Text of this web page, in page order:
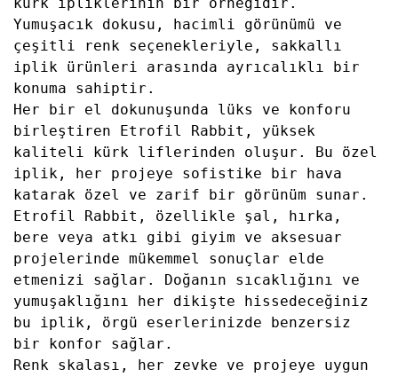
kürk ipliklerinin bir örneğidir.
Yumuşacık dokusu, hacimli görünümü ve
çeşitli renk seçenekleriyle, sakkallı
iplik ürünleri arasında ayrıcalıklı bir
konuma sahiptir.
Her bir el dokunuşunda lüks ve konforu
birleştiren Etrofil Rabbit, yüksek
kaliteli kürk liflerinden oluşur. Bu özel
iplik, her projeye sofistike bir hava
katarak özel ve zarif bir görünüm sunar.
Etrofil Rabbit, özellikle şal, hırka,
bere veya atkı gibi giyim ve aksesuar
projelerinde mükemmel sonuçlar elde
etmenizi sağlar. Doğanın sıcaklığını ve
yumuşaklığını her dikişte hissedeceğiniz
bu iplik, örgü eserlerinizde benzersiz
bir konfor sağlar.
Renk skalası, her zevke ve projeye uygun